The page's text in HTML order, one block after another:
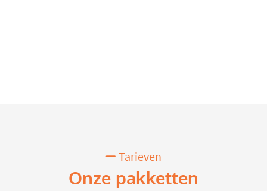
Tarieven
Onze pakketten